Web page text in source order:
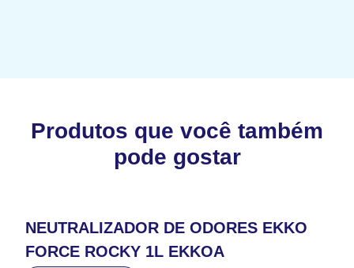
Produtos que você também
pode gostar
NEUTRALIZADOR DE ODORES EKKO
FORCE ROCKY 1L EKKOA